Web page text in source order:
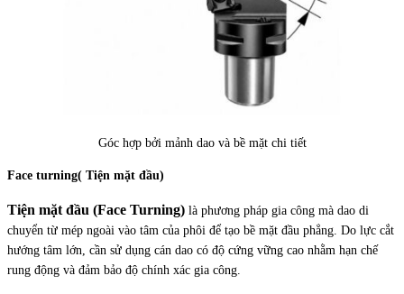
Góc hợp bởi mảnh dao và bề mặt chi tiết
Face turning( Tiện mặt đầu)
Tiện mặt đầu (Face Turning) là phương pháp gia công mà dao di
chuyển từ mép ngoài vào tâm của phôi để tạo bề mặt đầu phẳng. Do lực cắt
hướng tâm lớn, cần sử dụng cán dao có độ cứng vững cao nhằm hạn chế
rung động và đảm bảo độ chính xác gia công.